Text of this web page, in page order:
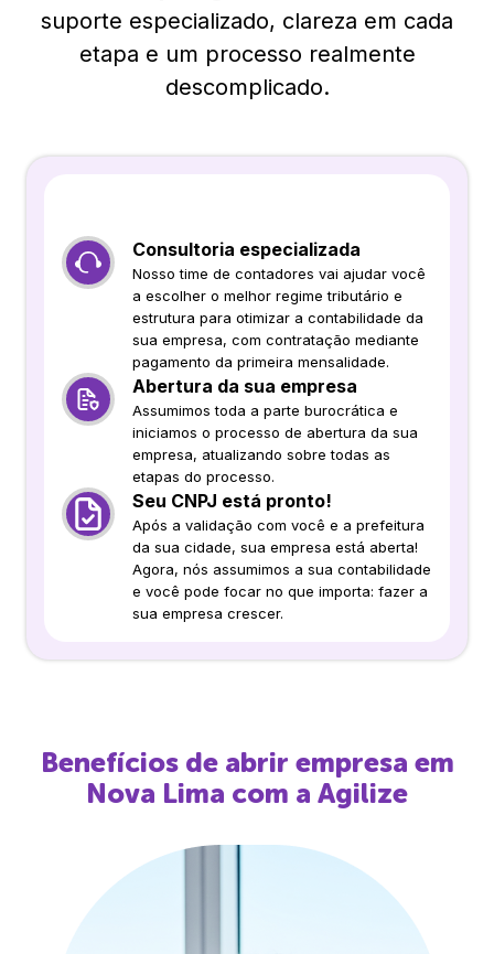
suporte especializado, clareza em cada
etapa e um processo realmente
descomplicado.
Consultoria especializada
Nosso time de contadores vai ajudar você
a escolher o melhor regime tributário e
estrutura para otimizar a contabilidade da
sua empresa, com contratação mediante
pagamento da primeira mensalidade.
Abertura da sua empresa
Assumimos toda a parte burocrática e
iniciamos o processo de abertura da sua
empresa, atualizando sobre todas as
etapas do processo.
Seu CNPJ está pronto!
Após a validação com você e a prefeitura
da sua cidade, sua empresa está aberta!
Agora, nós assumimos a sua contabilidade
e você pode focar no que importa: fazer a
sua empresa crescer.
Benefícios de abrir empresa em
Nova Lima com a Agilize